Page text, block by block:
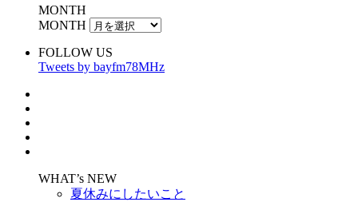
MONTH
MONTH
FOLLOW US
Tweets by bayfm78MHz
WHAT’s NEW
夏休みにしたいこと